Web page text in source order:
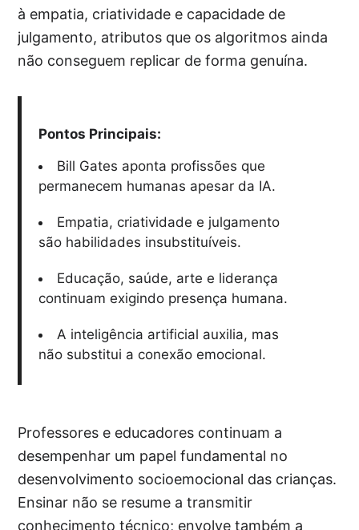
à empatia, criatividade e capacidade de
julgamento, atributos que os algoritmos ainda
não conseguem replicar de forma genuína.
Pontos Principais:
Bill Gates aponta profissões que
permanecem humanas apesar da IA.
Empatia, criatividade e julgamento
são habilidades insubstituíveis.
Educação, saúde, arte e liderança
continuam exigindo presença humana.
A inteligência artificial auxilia, mas
não substitui a conexão emocional.
Professores e educadores continuam a
desempenhar um papel fundamental no
desenvolvimento socioemocional das crianças.
Ensinar não se resume a transmitir
conhecimento técnico; envolve também a